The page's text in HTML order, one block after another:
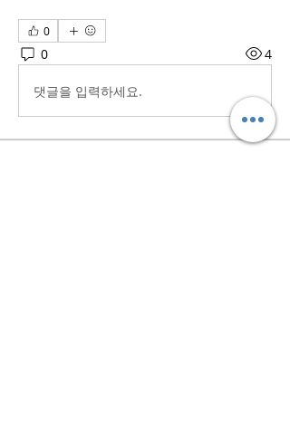
0
0 4
댓글을 입력하세요.